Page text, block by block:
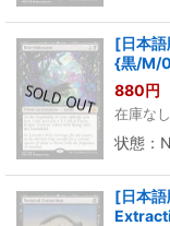
[日本
{黒/M/
880円
在庫なし
状態：
[日本